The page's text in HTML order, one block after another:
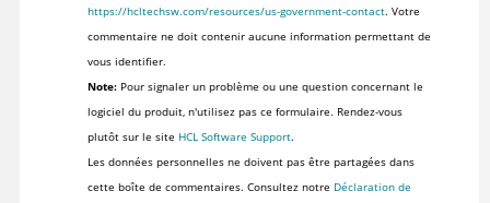
https://hcltechsw.com/resources/us-government-contact. Votre
commentaire ne doit contenir aucune information permettant de
vous identifier.
Note:Pour signaler un problème ou une question concernant le
logiciel du produit, n'utilisez pas ce formulaire. Rendez-vous
plutôt sur le site HCL Software Support.
Les données personnelles ne doivent pas être partagées dans
cette boîte de commentaires. Consultez notre Déclaration de